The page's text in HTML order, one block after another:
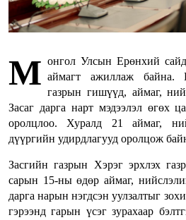
М онгол Улсын Ерөнхий
аймагт ажиллаж байна.
газрын гишүүд, аймаг,
Засаг дарга нарт мэдээлэл өгөх
оролцлоо. Хуралд 21 аймаг,
дүүргийн удирдлагууд оролцож
Засгийн газрын Хэрэг эрхлэх
сарын 15-ны өдөр аймаг,
дарга нарын нэгдсэн уулзалтыг
гэрээнд гарын үсэг зурахаар